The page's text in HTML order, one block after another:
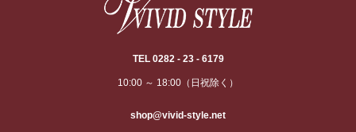
TEL 0282 - 23 - 6179
10:00 ～ 18:00（日祝除く）
shop@vivid-style.net